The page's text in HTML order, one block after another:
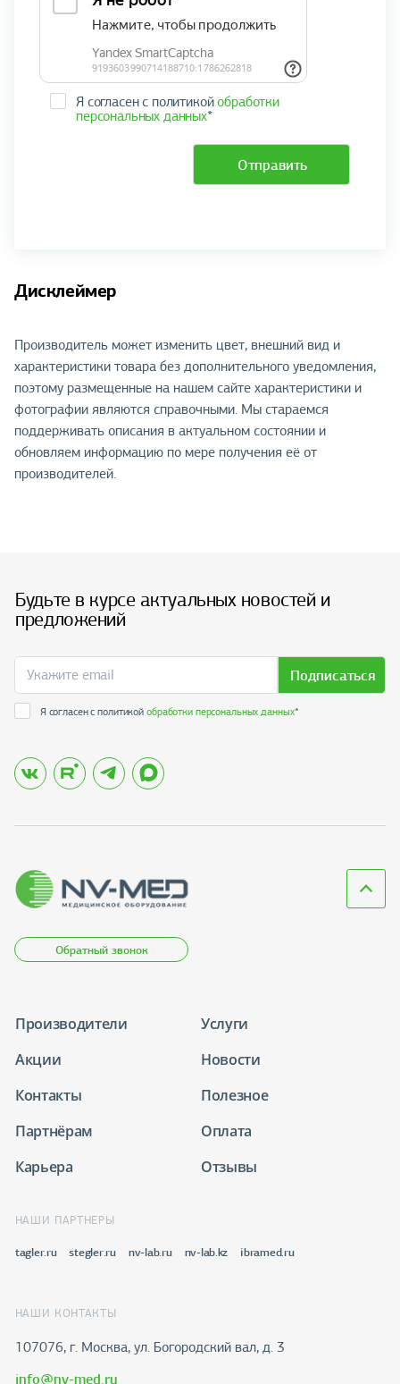
Я согласен с политикойобработки
персональных данных*
Отправить
Дисклеймер
Производитель может изменить цвет, внешний вид и
характеристики товара без дополнительного уведомления,
поэтому размещенные на нашем сайте характеристики и
фотографии являются справочными. Мы стараемся
поддерживать описания в актуальном состоянии и
обновляем информацию по мере получения её от
производителей.
Будьте в курсе актуальных новостей и
предложений
Подписаться
Я согласен с политикойобработки персональных данных*
Обратный звонок
Производители
Услуги
Акции
Новости
Контакты
Полезное
Партнёрам
Оплата
Карьера
Отзывы
НАШИ ПАРТНЕРЫ
tagler.ru stegler.ru nv-lab.ru nv-lab.kz ibramed.ru
НАШИ КОНТАКТЫ
107076, г. Москва, ул. Богородский вал, д. 3
info@nv-med.ru